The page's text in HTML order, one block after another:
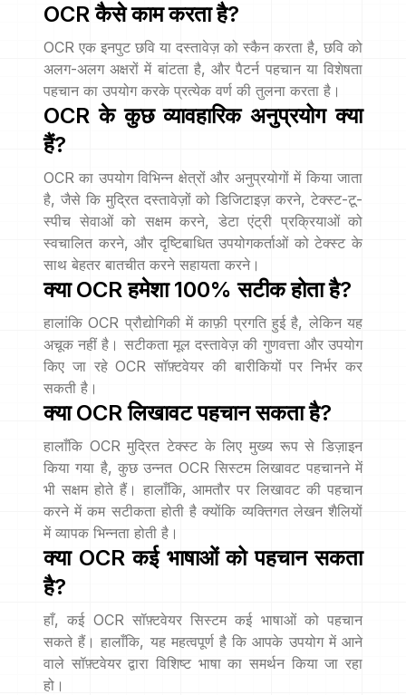
OCR कैसे काम करता है?
OCR एक इनपुट छवि या दस्तावेज़ को स्कैन करता है, छवि को
अलग-अलग अक्षरों में बांटता है, और पैटर्न पहचान या विशेषता
पहचान का उपयोग करके प्रत्येक वर्ण की तुलना करता है।
OCR के कुछ व्यावहारिक अनुप्रयोग क्या
हैं?
OCR का उपयोग विभिन्न क्षेत्रों और अनुप्रयोगों में किया जाता
है, जैसे कि मुद्रित दस्तावेज़ों को डिजिटाइज़ करने, टेक्स्ट-टू-
स्पीच सेवाओं को सक्षम करने, डेटा एंट्री प्रक्रियाओं को
स्वचालित करने, और दृष्टिबाधित उपयोगकर्ताओं को टेक्स्ट के
साथ बेहतर बातचीत करने सहायता करने।
क्या OCR हमेशा 100% सटीक होता है?
हालांकि OCR प्रौद्योगिकी में काफ़ी प्रगति हुई है, लेकिन यह
अचूक नहीं है। सटीकता मूल दस्तावेज़ की गुणवत्ता और उपयोग
किए जा रहे OCR सॉफ़्टवेयर की बारीकियों पर निर्भर कर
सकती है।
क्या OCR लिखावट पहचान सकता है?
हालाँकि OCR मुद्रित टेक्स्ट के लिए मुख्य रूप से डिज़ाइन
किया गया है, कुछ उन्नत OCR सिस्टम लिखावट पहचानने में
भी सक्षम होते हैं। हालाँकि, आमतौर पर लिखावट की पहचान
करने में कम सटीकता होती है क्योंकि व्यक्तिगत लेखन शैलियों
में व्यापक भिन्नता होती है।
क्या OCR कई भाषाओं को पहचान सकता
है?
हाँ, कई OCR सॉफ़्टवेयर सिस्टम कई भाषाओं को पहचान
सकते हैं। हालाँकि, यह महत्वपूर्ण है कि आपके उपयोग में आने
वाले सॉफ़्टवेयर द्वारा विशिष्ट भाषा का समर्थन किया जा रहा
हो।